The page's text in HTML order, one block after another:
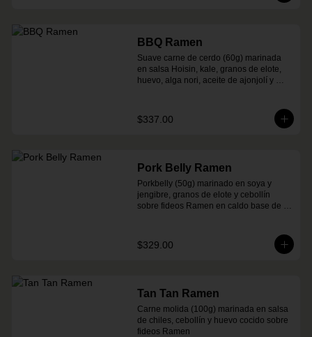
BBQ Ramen
Suave carne de cerdo (60g) marinada
en salsa Hoisin, kale, granos de elote,
huevo, alga nori, aceite de ajonjolí y
$337.00
Pork Belly Ramen
Porkbelly (50g) marinado en soya y
jengibre, granos de elote y cebollín
sobre fideos Ramen en caldo base de
$329.00
Tan Tan Ramen
Carne molida (100g) marinada en salsa
de chiles, cebollín y huevo cocido sobre
fideos Ramen